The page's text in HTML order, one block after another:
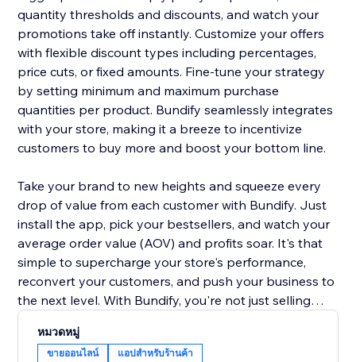
quantity thresholds and discounts, and watch your
promotions take off instantly. Customize your offers
with flexible discount types including percentages,
price cuts, or fixed amounts. Fine-tune your strategy
by setting minimum and maximum purchase
quantities per product. Bundify seamlessly integrates
with your store, making it a breeze to incentivize
customers to buy more and boost your bottom line.
Take your brand to new heights and squeeze every
drop of value from each customer with Bundify. Just
install the app, pick your bestsellers, and watch your
average order value (AOV) and profits soar. It's that
simple to supercharge your store's performance,
reconvert your customers, and push your business to
the next level. With Bundify, you're not just selling
single transaction.
หมวดหมู่
ขายออนไลน์ แอปสำหรับร้านค้า